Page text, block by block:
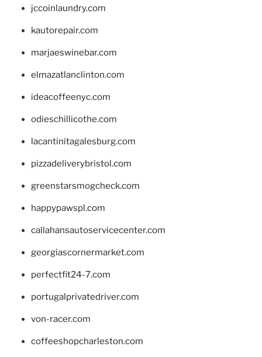
jccoinlaundry.com
kautorepair.com
marjaeswinebar.com
elmazatlanclinton.com
ideacoffeenyc.com
odieschillicothe.com
lacantinitagalesburg.com
pizzadeliverybristol.com
greenstarsmogcheck.com
happypawspl.com
callahansautoservicecenter.com
georgiascornermarket.com
perfectfit24-7.com
portugalprivatedriver.com
von-racer.com
coffeeshopcharleston.com